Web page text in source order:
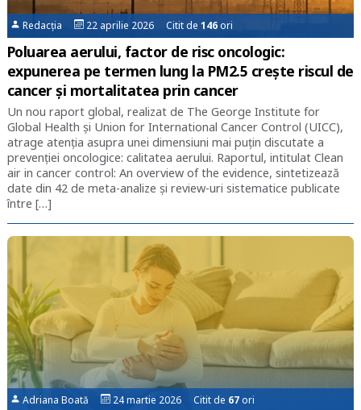
Redacția 22 aprilie 2026 Citit de146ori
Poluarea aerului, factor de risc oncologic:
expunerea pe termen lung la PM2.5 crește riscul de
cancer și mortalitatea prin cancer
Un nou raport global, realizat de The George Institute for
Global Health și Union for International Cancer Control (UICC),
atrage atenția asupra unei dimensiuni mai puțin discutate a
prevenției oncologice: calitatea aerului. Raportul, intitulat Clean
air in cancer control: An overview of the evidence, sintetizează
date din 42 de meta-analize și review-uri sistematice publicate
între […]
Adriana Boată 24 martie 2026 Citit de 67ori